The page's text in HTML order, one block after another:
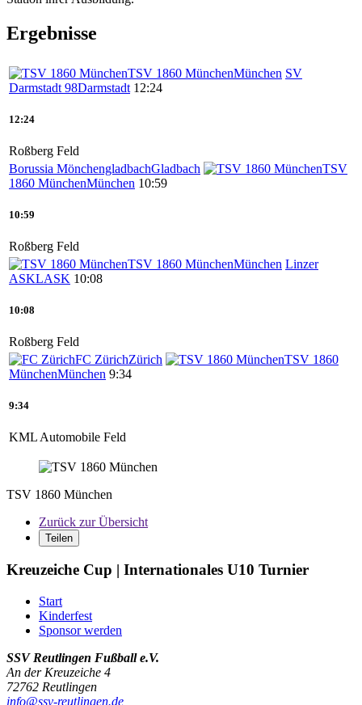
Ergebnisse
TSV 1860 MünchenMünchen SV
Darmstadt 98Darmstadt 12:24
12:24
Roßberg Feld
Borussia MönchengladbachGladbach
TSV
1860 MünchenMünchen 10:59
10:59
Roßberg Feld
TSV 1860 MünchenMünchen Linzer
ASKLASK 10:08
10:08
Roßberg Feld
FC ZürichZürich
TSV 1860
MünchenMünchen 9:34
9:34
KML Automobile Feld
TSV 1860 München
Zurück zur Übersicht
Teilen
Kreuzeiche Cup | Internationales U10 Turnier
Start
Kinderfest
Sponsor werden
SSV Reutlingen Fußball e.V.
An der Kreuzeiche 4
72762 Reutlingen
info@ssv-reutlingen.de